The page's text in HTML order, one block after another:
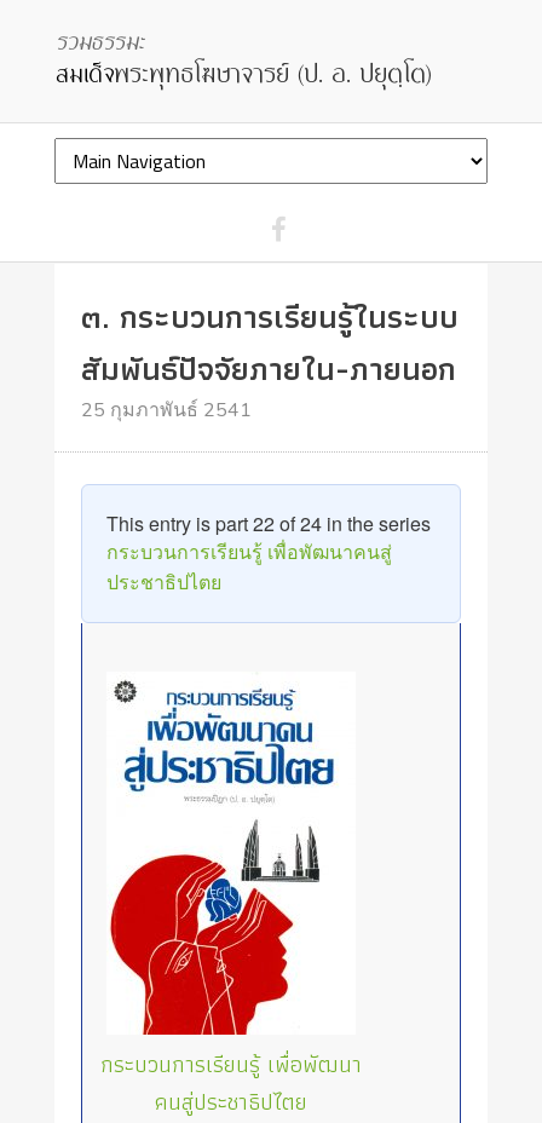
๓. กระบวนการเรียนรู้ในระบบ
สัมพันธ์ปัจจัยภายใน-ภายนอก
25 กุมภาพันธ์ 2541
This entry is part 22 of 24 in the series
กระบวนการเรียนรู้ เพื่อพัฒนาคนสู่
ประชาธิปไตย
กระบวนการเรียนรู้ เพื่อพัฒนา
คนสู่ประชาธิปไตย